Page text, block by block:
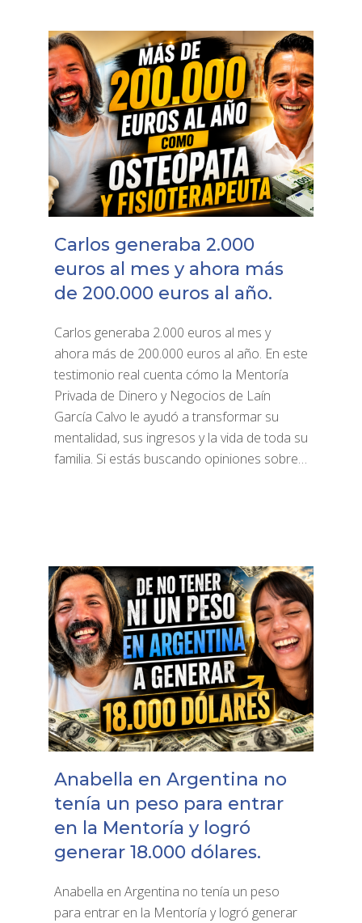
Carlos generaba 2.000
euros al mes y ahora más
de 200.000 euros al año.
Carlos generaba 2.000 euros al mes y
ahora más de 200.000 euros al año. En este
testimonio real cuenta cómo la Mentoría
Privada de Dinero y Negocios de Laín
García Calvo le ayudó a transformar su
mentalidad, sus ingresos y la vida de toda su
familia. Si estás buscando opiniones sobre…
Anabella en Argentina no
tenía un peso para entrar
en la Mentoría y logró
generar 18.000 dólares.
Anabella en Argentina no tenía un peso
para entrar en la Mentoría y logró generar